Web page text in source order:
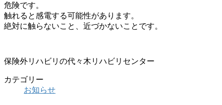
危険です。
触れると感電する可能性があります。
絶対に触らないこと、近づかないことです。
保険外リハビリの代々木リハビリセンター
カテゴリー
お知らせ